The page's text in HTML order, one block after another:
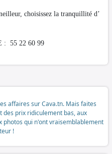
choisissez la tranquillité d’
: 55 22 60 99
affaires sur Cava.tn. Mais faites
des prix ridiculement bas, aux
photos qui n'ont vraisemblablement
!